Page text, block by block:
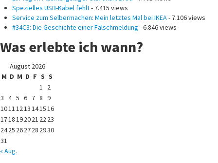
Spezielles USB-Kabel fehlt- 7.415 views
Service zum Selbermachen: Mein letztes Mal bei IKEA - 7.106 views
#34C3: Die Geschichte einer Falschmeldung - 6.846 views
Was erlebte ich wann?
August 2026
M D M D F S S
1
2
3 4 5 6 7 8 9
1011 12 13 1415 16
1718 192021 22 23
2425 262728 2930
31
« Aug.